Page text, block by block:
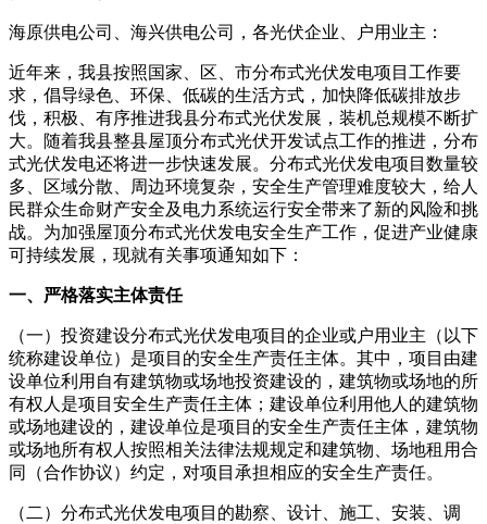
海原供电公司、海兴供电公司，各光伏企业、户用业主：
近年来，我县按照国家、区、市分布式光伏发电项目工作要
求，倡导绿色、环保、低碳的生活方式，加快降低碳排放步
伐，积极、有序推进我县分布式光伏发展，装机总规模不断扩
大。随着我县整县屋顶分布式光伏开发试点工作的推进，分布
式光伏发电还将进一步快速发展。分布式光伏发电项目数量较
多、区域分散、周边环境复杂，安全生产管理难度较大，给人
民群众生命财产安全及电力系统运行安全带来了新的风险和挑
战。为加强屋顶分布式光伏发电安全生产工作，促进产业健康
可持续发展，现就有关事项通知如下：
一、严格落实主体责任
（一）投资建设分布式光伏发电项目的企业或户用业主（以下
统称建设单位）是项目的安全生产责任主体。其中，项目由建
设单位利用自有建筑物或场地投资建设的，建筑物或场地的所
有权人是项目安全生产责任主体；建设单位利用他人的建筑物
或场地建设的，建设单位是项目的安全生产责任主体，建筑物
或场地所有权人按照相关法律法规规定和建筑物、场地租用合
同（合作协议）约定，对项目承担相应的安全生产责任。
（二）分布式光伏发电项目的勘察、设计、施工、安装、调